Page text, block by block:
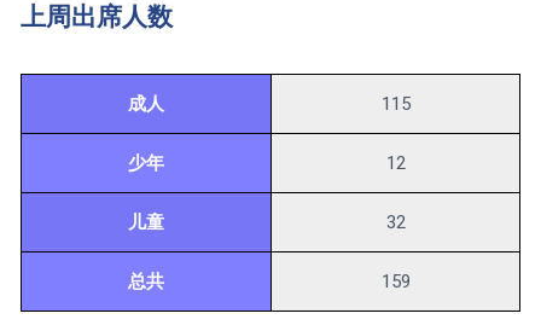
上周出席人数
成人 115
少年 12
儿童 32
总共 159